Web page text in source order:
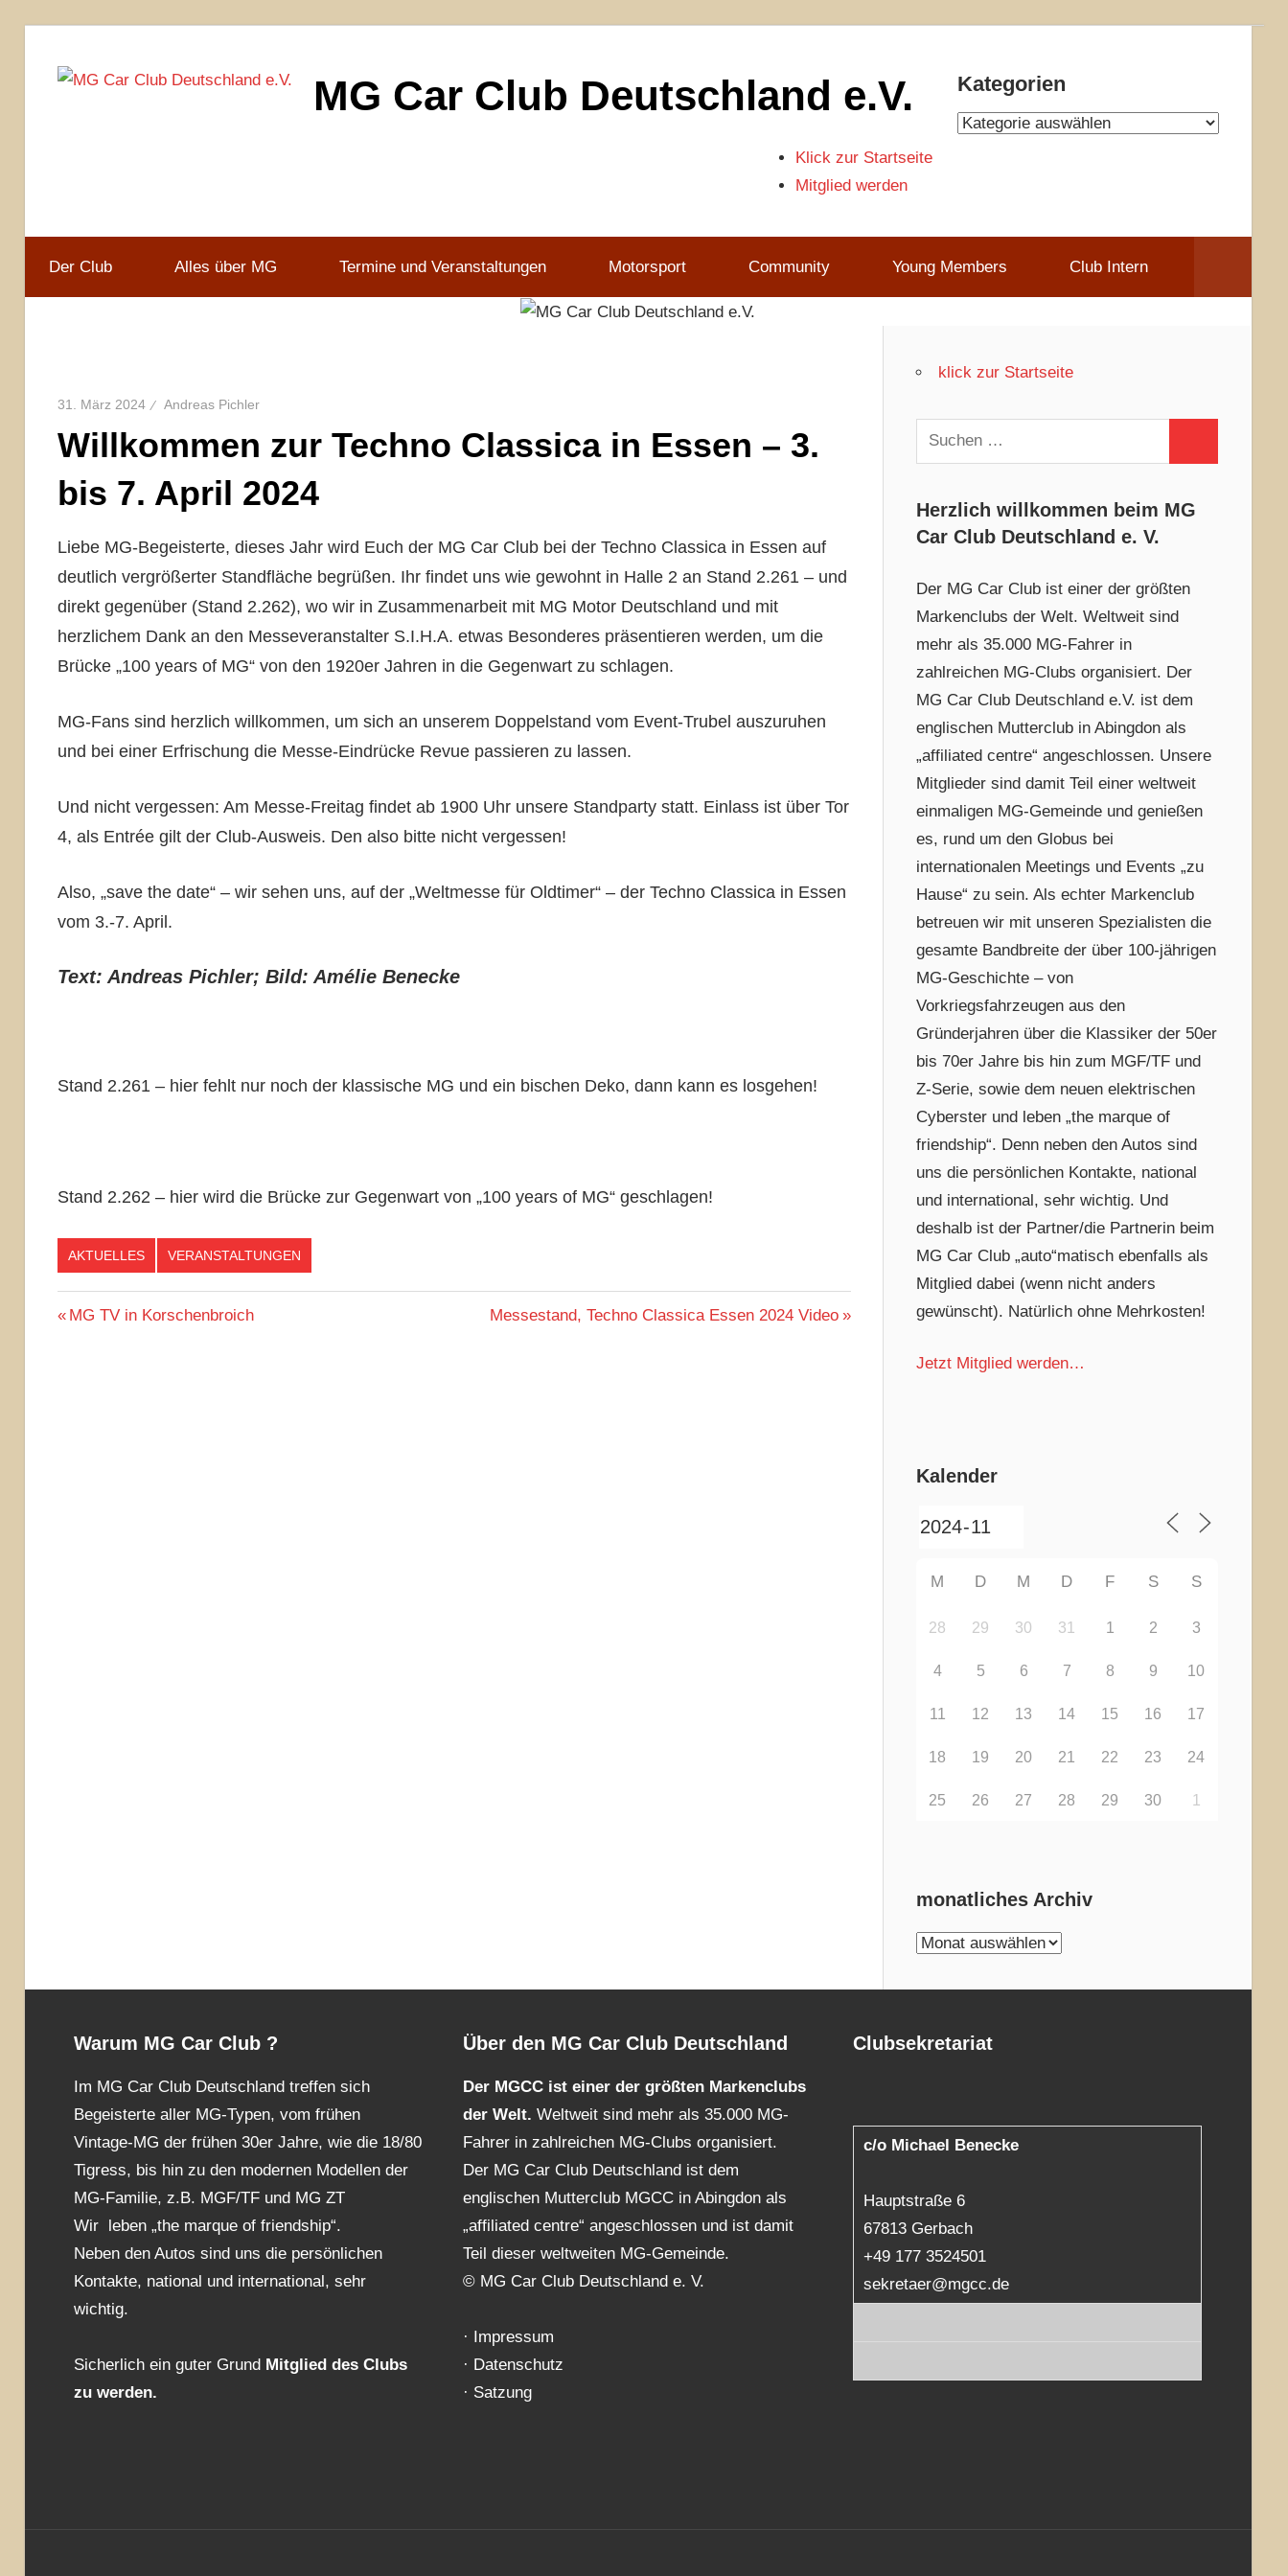
Inhalt
MG Car Club Deutschland e.V. Kategorien
Kategorien
Klick zur Startseite
Mitglied werden
Der Club Alles über MG Termine und Veranstaltungen Motorsport Community Young Members Club Intern
31. März 2024 Andreas Pichler
Willkommen zur Techno Classica in Essen – 3.
bis 7. April 2024
Liebe MG-Begeisterte, dieses Jahr wird Euch der MG Car Club bei der Techno Classica in Essen auf
deutlich vergrößerter Standfläche begrüßen. Ihr findet uns wie gewohnt in Halle 2 an Stand 2.261 – und
direkt gegenüber (Stand 2.262), wo wir in Zusammenarbeit mit MG Motor Deutschland und mit
herzlichem Dank an den Messeveranstalter S.I.H.A. etwas Besonderes präsentieren werden, um die
Brücke „100 years of MG“ von den 1920er Jahren in die Gegenwart zu schlagen.
MG-Fans sind herzlich willkommen, um sich an unserem Doppelstand vom Event-Trubel auszuruhen
und bei einer Erfrischung die Messe-Eindrücke Revue passieren zu lassen.
Und nicht vergessen: Am Messe-Freitag findet ab 1900 Uhr unsere Standparty statt. Einlass ist über Tor
4, als Entrée gilt der Club-Ausweis. Den also bitte nicht vergessen!
Also, „save the date“ – wir sehen uns, auf der „Weltmesse für Oldtimer“ – der Techno Classica in Essen
vom 3.-7. April.
Text: Andreas Pichler; Bild: Amélie Benecke
Stand 2.261 – hier fehlt nur noch der klassische MG und ein bischen Deko, dann kann es losgehen!
Stand 2.262 – hier wird die Brücke zur Gegenwart von „100 years of MG“ geschlagen!
AKTUELLES VERANSTALTUNGEN
Beitragsnavigation
Vorheriger
MG TV in Korschenbroich
Nächster
Messestand, Techno Classica Essen 2024 Video
klick zur Startseite
Suchen
nach:
Herzlich willkommen beim MG
Car Club Deutschland e. V.
Der MG Car Club ist einer der größten
Markenclubs der Welt. Weltweit sind
mehr als 35.000 MG-Fahrer in
zahlreichen MG-Clubs organisiert. Der
MG Car Club Deutschland e.V. ist dem
englischen Mutterclub in Abingdon als
„affiliated centre“ angeschlossen. Unsere
Mitglieder sind damit Teil einer weltweit
einmaligen MG-Gemeinde und genießen
es, rund um den Globus bei
internationalen Meetings und Events „zu
Hause“ zu sein. Als echter Markenclub
betreuen wir mit unseren Spezialisten die
gesamte Bandbreite der über 100-jährigen
MG-Geschichte – von
Vorkriegsfahrzeugen aus den
Gründerjahren über die Klassiker der 50er
bis 70er Jahre bis hin zum MGF/TF und
Z-Serie, sowie dem neuen elektrischen
Cyberster und leben „the marque of
friendship“. Denn neben den Autos sind
uns die persönlichen Kontakte, national
und international, sehr wichtig. Und
deshalb ist der Partner/die Partnerin beim
MG Car Club „auto“matisch ebenfalls als
Mitglied dabei (wenn nicht anders
gewünscht). Natürlich ohne Mehrkosten!
Jetzt Mitglied werden…
Kalender
M D M D F S S
28 29 30 31 1 2 3
4 5 6 7 8 9 10
11 12 13 14 15 16 17
18 19 20 21 22 23 24
25 26 27 28 29 30 1
monatliches Archiv
monatliches
Warum MG Car Club ?
Im MG Car Club Deutschland treffen sich
Begeisterte aller MG-Typen, vom frühen
Vintage-MG der frühen 30er Jahre, wie die 18/80
Tigress, bis hin zu den modernen Modellen der
MG-Familie, z.B. MGF/TF und MG ZT
Wir leben „the marque of friendship“.
Neben den Autos sind uns die persönlichen
Kontakte, national und international, sehr
wichtig.
Sicherlich ein guter Grund Mitglied des Clubs
zu werden.
Über den MG Car Club Deutschland
Der MGCC ist einer der größten Markenclubs
der Welt.Weltweit sind mehr als 35.000 MG-
Fahrer in zahlreichen MG-Clubs organisiert.
Der MG Car Club Deutschland ist dem
englischen Mutterclub MGCC in Abingdon als
„affiliated centre“ angeschlossen und ist damit
Teil dieser weltweiten MG-Gemeinde.
© MG Car Club Deutschland e. V.
· Impressum
· Datenschutz
· Satzung
Clubsekretariat
c/o Michael Benecke
Hauptstraße 6
67813 Gerbach
+49 177 3524501
sekretaer@mgcc.de